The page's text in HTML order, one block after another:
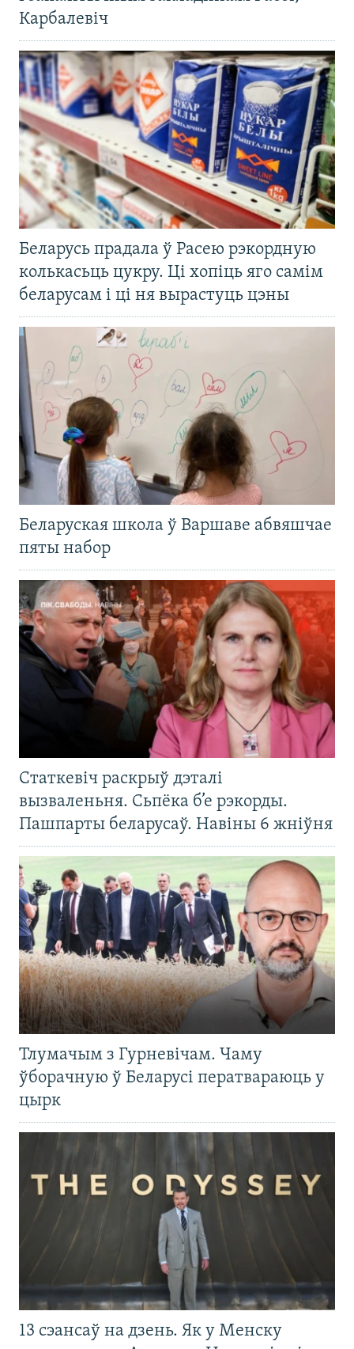
Карбалевіч
Беларусь прадала ў Расею рэкордную
колькасьць цукру. Ці хопіць яго самім
беларусам і ці ня вырастуць цэны
Беларуская школа ў Варшаве абвяшчае
пяты набор
Статкевіч раскрыў дэталі
вызваленьня. Сьпёка б’е рэкорды.
Пашпарты беларусаў. Навіны 6 жніўня
Тлумачым з Гурневічам. Чаму
ўборачную ў Беларусі ператвараюць у
цырк
13 сэансаў на дзень. Як у Менску